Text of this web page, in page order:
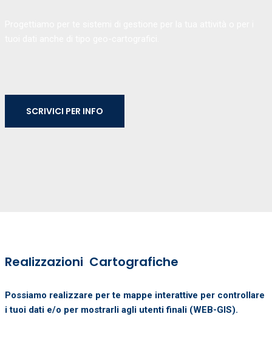
SCRIVICI PER INFO
Realizzazioni Cartografiche
Possiamo realizzare per te mappe interattive per controllare
i tuoi dati e/o per mostrarli agli utenti finali (WEB-GIS).